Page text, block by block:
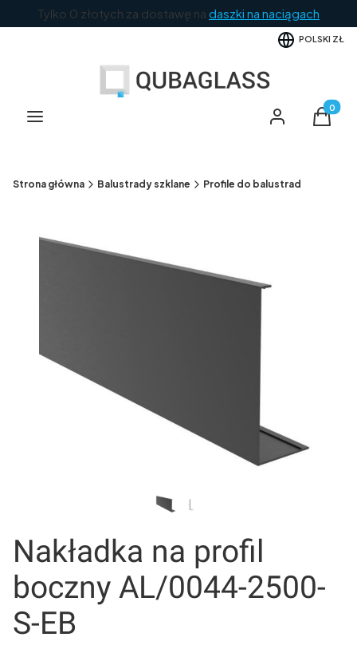
Tylko 0 złotych za dostawę na daszki na naciągach
POLSKI ZŁ
Menu
Zaloguj sięKoszyk
Strona główna Balustrady szklane Profile do balustrad
Nakładka na profil
boczny AL/0044-2500-
S-EB